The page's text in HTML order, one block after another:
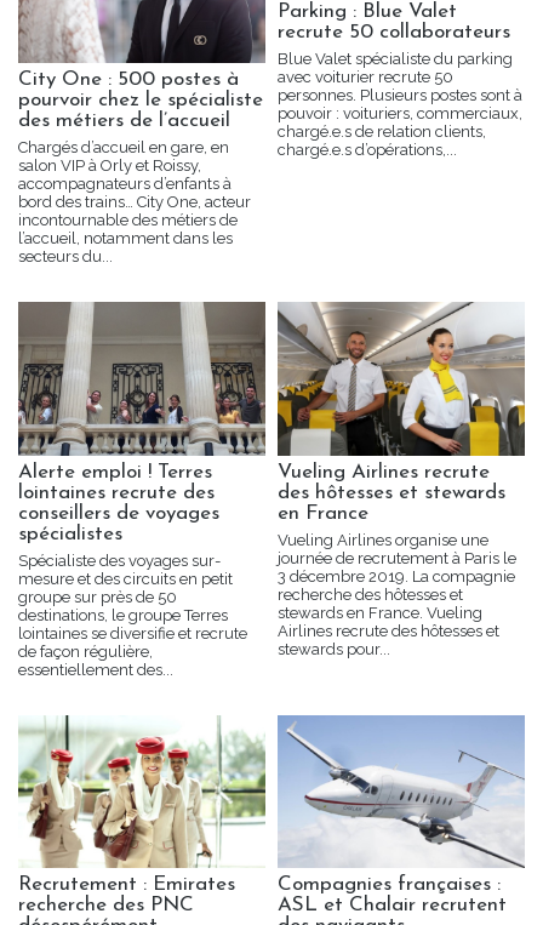
City One : 500 postes à
pourvoir chez le spécialiste
des métiers de l’accueil
Chargés d’accueil en gare, en
salon VIP à Orly et Roissy,
accompagnateurs d’enfants à
bord des trains… City One, acteur
incontournable des métiers de
l’accueil, notamment dans les
secteurs du...
Parking : Blue Valet
recrute 50 collaborateurs
Blue Valet spécialiste du parking
avec voiturier recrute 50
personnes. Plusieurs postes sont à
pouvoir : voituriers, commerciaux,
chargé.e.s de relation clients,
chargé.e.s d’opérations,...
Alerte emploi ! Terres
lointaines recrute des
conseillers de voyages
spécialistes
Spécialiste des voyages sur-
mesure et des circuits en petit
groupe sur près de 50
destinations, le groupe Terres
lointaines se diversifie et recrute
de façon régulière,
essentiellement des...
Vueling Airlines recrute
des hôtesses et stewards
en France
Vueling Airlines organise une
journée de recrutement à Paris le
3 décembre 2019. La compagnie
recherche des hôtesses et
stewards en France. Vueling
Airlines recrute des hôtesses et
stewards pour...
Recrutement : Emirates
recherche des PNC
Compagnies françaises :
ASL et Chalair recrutent